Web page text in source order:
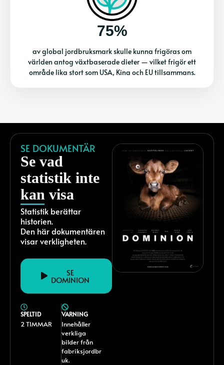
75%
av global jordbruksmark skulle kunna frigöras om
världen antog växtbaserade dieter — vilket frigör ett
område lika stort som USA, Kina och EU tillsammans.
SE DOKUMENTÄR
Se vad
statistik inte
kan visa
Statistik berättar
historien.
Den här dokumentären
visar verkligheten.
SE
DOMINION
SPELTID
2 TIMMAR
VARNING
Innehåller
verkliga
bilder från
fabriksjordbr
uk.